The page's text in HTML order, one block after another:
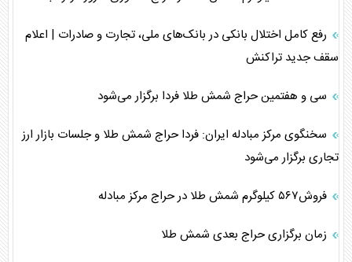
رفع کامل اختلال بانکی در بانک‌های ملی، تجارت و صادرات | اعلام
سقف جدید تراکنش
سی و هفتمین حراج شمش طلا فردا برگزار می‌شود
سخنگوی مرکز مبادله ایران: فردا حراج شمش طلا و جلسات بازار ارز
تجاری برگزار می‌شود
فروش۵۶۷ کیلوگرم شمش طلا در حراج مرکز مبادله
زمان برگزاری حراج بعدی شمش طلا